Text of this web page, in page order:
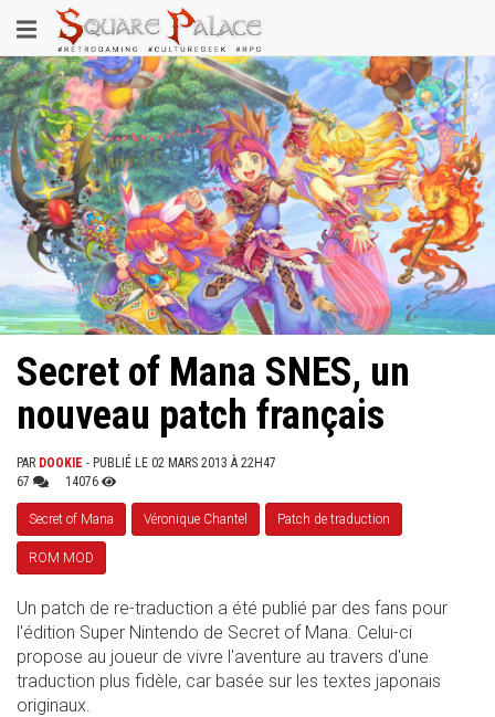
au
contenu
principal
Toggle
navigation
Secret of Mana SNES, un
nouveau patch français
PAR DOOKIE - PUBLIÉ LE 02 MARS 2013 À 22H47
67
14076
Secret of Mana Véronique Chantel Patch de traduction
ROM MOD
Un patch de re-traduction a été publié par des fans pour
l'édition Super Nintendo de Secret of Mana. Celui-ci
propose au joueur de vivre l'aventure au travers d'une
traduction plus fidèle, car basée sur les textes japonais
originaux.